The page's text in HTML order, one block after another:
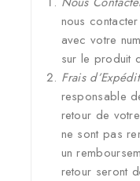
nous
avec votre
sur le produit
Frais
responsable
retour de
ne sont pas
un
retour seront